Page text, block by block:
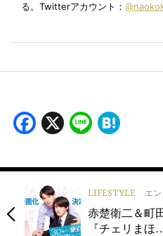
る。Twitterアカウント：
Facebook
X Line
LIFESTYLE エン
赤楚衛二＆町
『チェリまほ